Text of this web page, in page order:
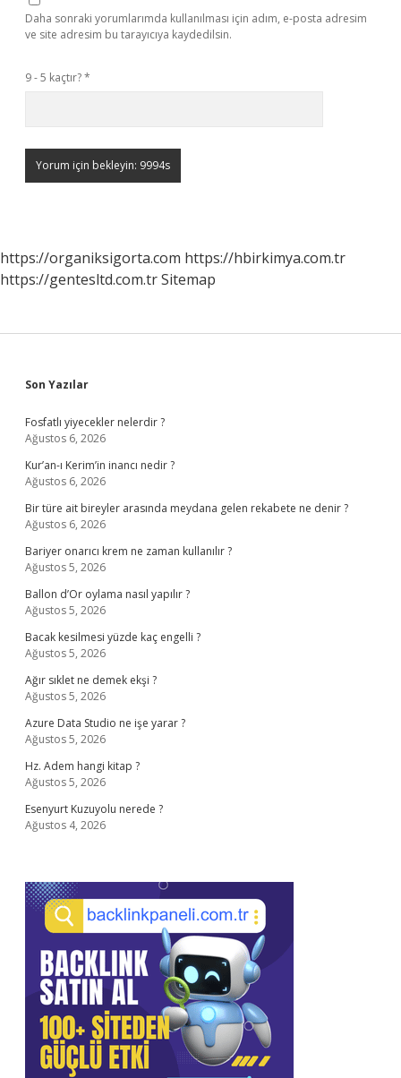
Daha sonraki yorumlarımda kullanılması için adım, e-posta adresim
ve site adresim bu tarayıcıya kaydedilsin.
9 - 5 kaçtır?*
https://organiksigorta.com https://hbirkimya.com.tr
https://gentesltd.com.trSitemap
Sidebar
Son Yazılar
Fosfatlı yiyecekler nelerdir ?
Ağustos 6, 2026
Kur’an-ı Kerim’in inancı nedir ?
Ağustos 6, 2026
Bir türe ait bireyler arasında meydana gelen rekabete ne denir ?
Ağustos 6, 2026
Bariyer onarıcı krem ne zaman kullanılır ?
Ağustos 5, 2026
Ballon d’Or oylama nasıl yapılır ?
Ağustos 5, 2026
Bacak kesilmesi yüzde kaç engelli ?
Ağustos 5, 2026
Ağır sıklet ne demek ekşi ?
Ağustos 5, 2026
Azure Data Studio ne işe yarar ?
Ağustos 5, 2026
Hz. Adem hangi kitap ?
Ağustos 5, 2026
Esenyurt Kuzuyolu nerede ?
Ağustos 4, 2026